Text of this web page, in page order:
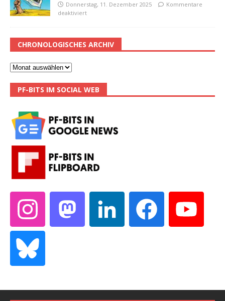
Donnerstag, 11. Dezember 2025
Kommentare
deaktiviert
CHRONOLOGISCHES ARCHIV
PF-BITS IM SOCIAL WEB